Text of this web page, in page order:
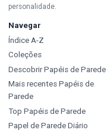
personalidade.
Navegar
Índice A-Z
Coleções
Descobrir Papéis de Parede
Mais recentes Papéis de
Parede
Top Papéis de Parede
Papel de Parede Diário